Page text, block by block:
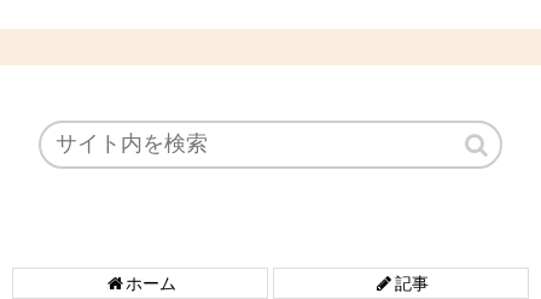
ホーム 記事